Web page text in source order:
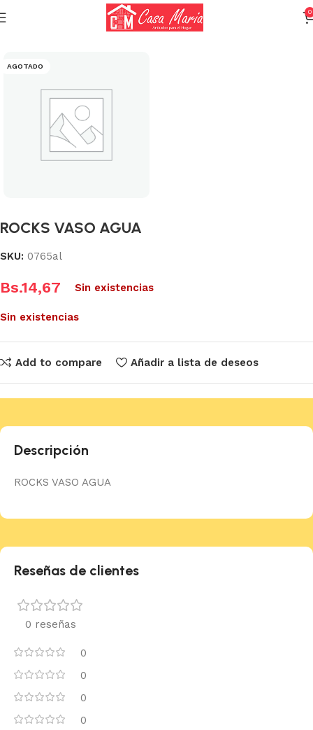
0
Copas
AGOTADO
ROCKS VASO AGUA
SKU: 0765al
Bs.14,67 Sin existencias
Sin existencias
Add to compare Añadir a lista de deseos
Descripción
ROCKS VASO AGUA
Reseñas de clientes
0 reseñas
0
0
0
0